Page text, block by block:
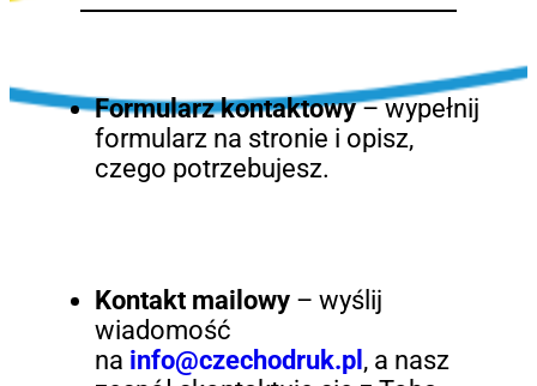
Formularz kontaktowy– wypełnij
formularz na stronie i opisz,
czego potrzebujesz.
Kontakt mailowy– wyślij
wiadomość
na info@czechodruk.pl , a nasz